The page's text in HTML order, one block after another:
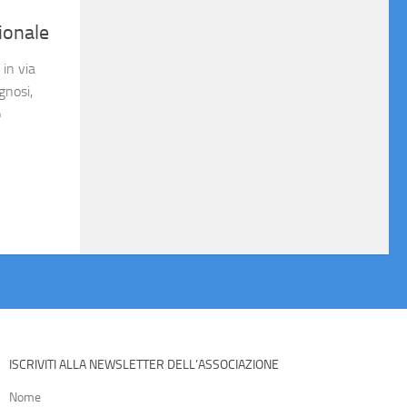
in via
ISCRIVITI ALLA NEWSLETTER DELL’ASSOCIAZIONE
Nome